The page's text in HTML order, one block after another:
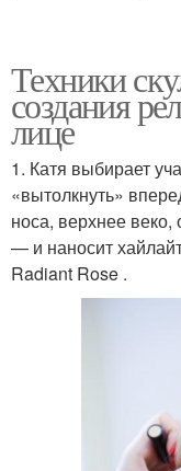
Техники
создания
лице
1. Катя выбирает
«вытолкнуть»
носа, верхнее веко,
— и наносит
Radiant Rose .